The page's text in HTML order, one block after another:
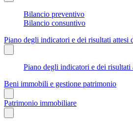
Bilancio preventivo
Bilancio consuntivo
Piano degli indicatori e dei risultati attesi
Piano degli indicatori e dei risultati
Beni immobili e gestione patrimonio
Patrimonio immobiliare